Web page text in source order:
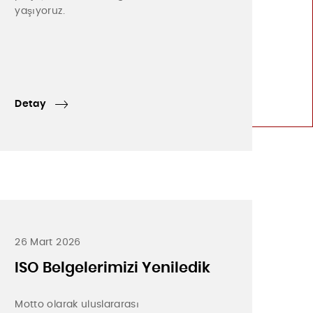
yaşıyoruz.
Detay
26 Mart 2026
ISO Belgelerimizi Yeniledik
Motto olarak uluslararası